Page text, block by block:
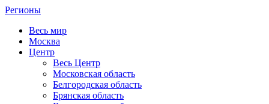
Регионы
Весь мир
Москва
Центр
Весь Центр
Московская область
Белгородская область
Брянская область